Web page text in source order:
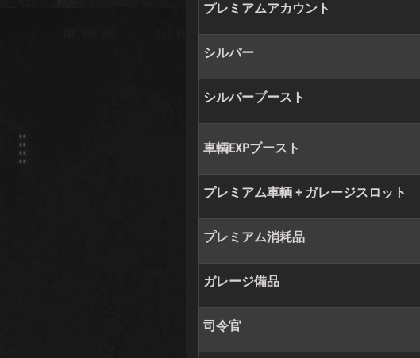
プレミアムアカウント
シルバー
シルバーブースト
車輌EXPブースト
プレミアム車輌 + ガレージスロット
プレミアム消耗品
ガレージ備品
司令官